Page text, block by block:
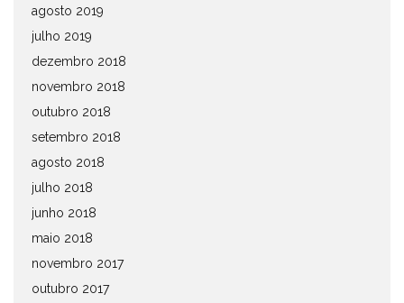
agosto 2019
julho 2019
dezembro 2018
novembro 2018
outubro 2018
setembro 2018
agosto 2018
julho 2018
junho 2018
maio 2018
novembro 2017
outubro 2017